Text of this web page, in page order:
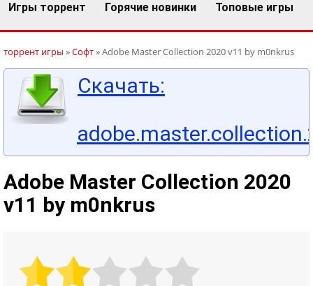
Игры торрент Горячие новинки Топовые игры
торрент игры »Софт» Adobe Master Collection 2020 v11 by m0nkrus
Скачать:
Adobe Master Collection 2020
v11 by m0nkrus